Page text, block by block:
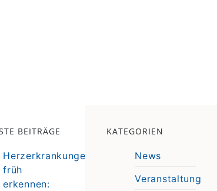
BEITRÄGE
Herzerkrankungen
früh
erkennen:
KATEGORIEN
News
Veranstaltung